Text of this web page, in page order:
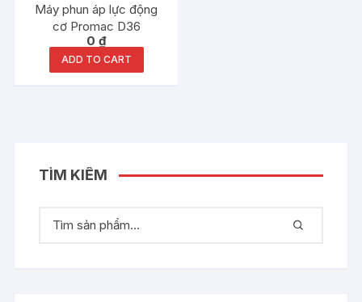
Máy phun áp lực động
cơ Promac D36
0₫
ADD TO CART
TÌM KIẾM